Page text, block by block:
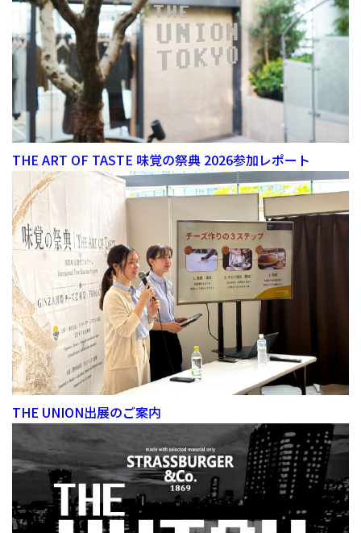
THE ART OF TASTE 味覚の祭典 2026参加レポート
THE UNION出展のご案内